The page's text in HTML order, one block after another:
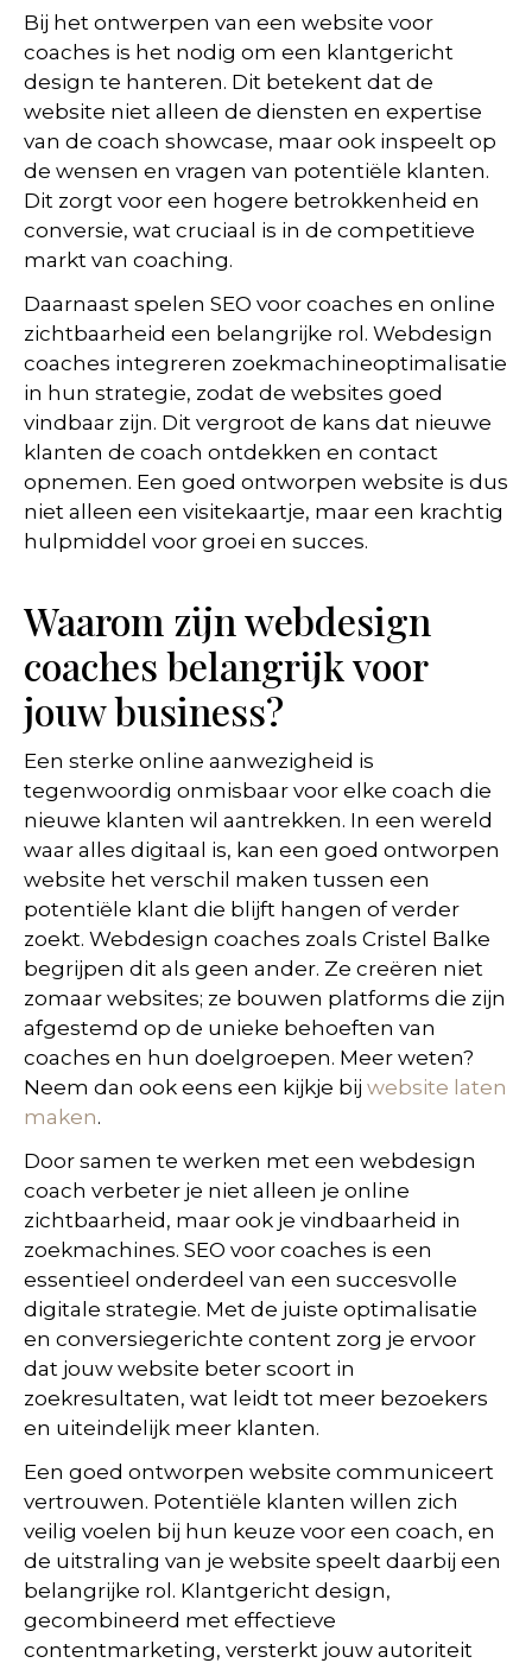
Bij het ontwerpen van een website voor
coaches is het nodig om een klantgericht
design te hanteren. Dit betekent dat de
website niet alleen de diensten en expertise
van de coach showcase, maar ook inspeelt op
de wensen en vragen van potentiële klanten.
Dit zorgt voor een hogere betrokkenheid en
conversie, wat cruciaal is in de competitieve
markt van coaching.
Daarnaast spelen SEO voor coaches en online
zichtbaarheid een belangrijke rol. Webdesign
coaches integreren zoekmachineoptimalisatie
in hun strategie, zodat de websites goed
vindbaar zijn. Dit vergroot de kans dat nieuwe
klanten de coach ontdekken en contact
opnemen. Een goed ontworpen website is dus
niet alleen een visitekaartje, maar een krachtig
hulpmiddel voor groei en succes.
Waarom zijn webdesign
coaches belangrijk voor
jouw business?
Een sterke online aanwezigheid is
tegenwoordig onmisbaar voor elke coach die
nieuwe klanten wil aantrekken. In een wereld
waar alles digitaal is, kan een goed ontworpen
website het verschil maken tussen een
potentiële klant die blijft hangen of verder
zoekt. Webdesign coaches zoals Cristel Balke
begrijpen dit als geen ander. Ze creëren niet
zomaar websites; ze bouwen platforms die zijn
afgestemd op de unieke behoeften van
coaches en hun doelgroepen. Meer weten?
Neem dan ook eens een kijkje bij website laten
maken.
Door samen te werken met een webdesign
coach verbeter je niet alleen je online
zichtbaarheid, maar ook je vindbaarheid in
zoekmachines. SEO voor coaches is een
essentieel onderdeel van een succesvolle
digitale strategie. Met de juiste optimalisatie
en conversiegerichte content zorg je ervoor
dat jouw website beter scoort in
zoekresultaten, wat leidt tot meer bezoekers
en uiteindelijk meer klanten.
Een goed ontworpen website communiceert
vertrouwen. Potentiële klanten willen zich
veilig voelen bij hun keuze voor een coach, en
de uitstraling van je website speelt daarbij een
belangrijke rol. Klantgericht design,
gecombineerd met effectieve
contentmarketing, versterkt jouw autoriteit